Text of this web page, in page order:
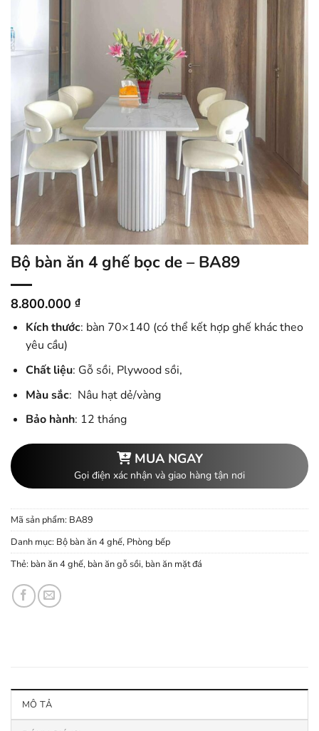
Bộ bàn ăn 4 ghế bọc de – BA89
8.800.000 ₫
Kích thước: bàn 70×140 (có thể kết hợp ghế khác theo
yêu cầu)
Chất liệu: Gỗ sồi, Plywood sồi,
Màu sắc: Nâu hạt dẻ/vàng
Bảo hành: 12 tháng
MUA NGAY
Gọi điện xác nhận và giao hàng tận nơi
Mã sản phẩm: BA89
Danh mục: Bộ bàn ăn 4 ghế, Phòng bếp
Thẻ: bàn ăn 4 ghế, bàn ăn gỗ sồi, bàn ăn mặt đá
MÔ TẢ